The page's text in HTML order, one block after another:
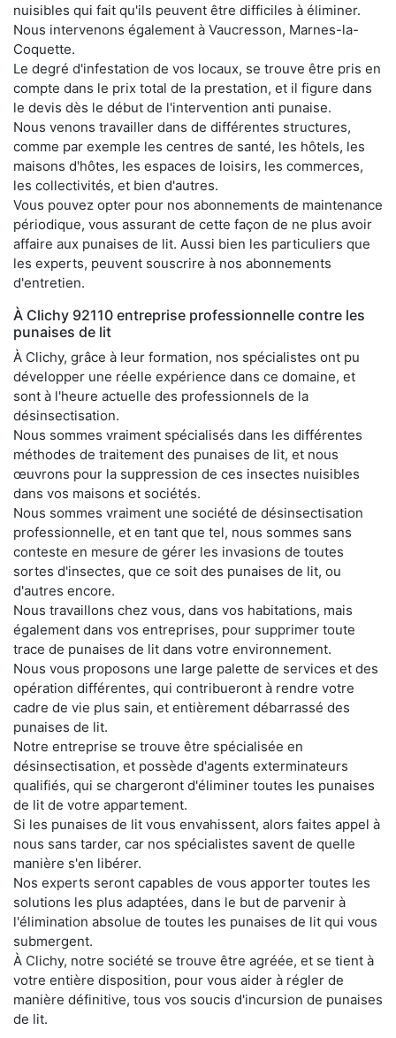
nuisibles qui fait qu'ils peuvent être difficiles à éliminer.
Nous intervenons également à Vaucresson, Marnes-la-
Coquette.
Le degré d'infestation de vos locaux, se trouve être pris en
compte dans le prix total de la prestation, et il figure dans
le devis dès le début de l'intervention anti punaise.
Nous venons travailler dans de différentes structures,
comme par exemple les centres de santé, les hôtels, les
maisons d'hôtes, les espaces de loisirs, les commerces,
les collectivités, et bien d'autres.
Vous pouvez opter pour nos abonnements de maintenance
périodique, vous assurant de cette façon de ne plus avoir
affaire aux punaises de lit. Aussi bien les particuliers que
les experts, peuvent souscrire à nos abonnements
d'entretien.
À Clichy 92110 entreprise professionnelle contre les
punaises de lit
À Clichy, grâce à leur formation, nos spécialistes ont pu
développer une réelle expérience dans ce domaine, et
sont à l'heure actuelle des professionnels de la
désinsectisation.
Nous sommes vraiment spécialisés dans les différentes
méthodes de traitement des punaises de lit, et nous
œuvrons pour la suppression de ces insectes nuisibles
dans vos maisons et sociétés.
Nous sommes vraiment une société de désinsectisation
professionnelle, et en tant que tel, nous sommes sans
conteste en mesure de gérer les invasions de toutes
sortes d'insectes, que ce soit des punaises de lit, ou
d'autres encore.
Nous travaillons chez vous, dans vos habitations, mais
également dans vos entreprises, pour supprimer toute
trace de punaises de lit dans votre environnement.
Nous vous proposons une large palette de services et des
opération différentes, qui contribueront à rendre votre
cadre de vie plus sain, et entièrement débarrassé des
punaises de lit.
Notre entreprise se trouve être spécialisée en
désinsectisation, et possède d'agents exterminateurs
qualifiés, qui se chargeront d'éliminer toutes les punaises
de lit de votre appartement.
Si les punaises de lit vous envahissent, alors faites appel à
nous sans tarder, car nos spécialistes savent de quelle
manière s'en libérer.
Nos experts seront capables de vous apporter toutes les
solutions les plus adaptées, dans le but de parvenir à
l'élimination absolue de toutes les punaises de lit qui vous
submergent.
À Clichy, notre société se trouve être agréée, et se tient à
votre entière disposition, pour vous aider à régler de
manière définitive, tous vos soucis d'incursion de punaises
de lit.